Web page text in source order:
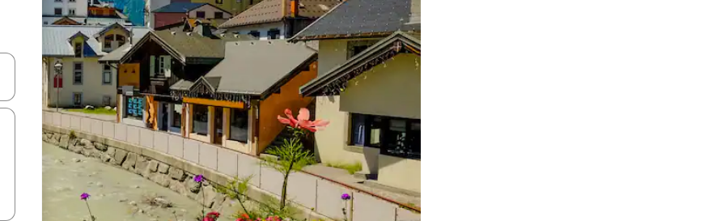
ನ್ಯಾವಿಗೇಟ್ ಮಾಡಿ ಅಥವಾ ಸ್ಪರ್ಶ ಅಥವಾ ಸ್ವೈಪ್ ಗೆಸ್ಚರ್‌ಗಳ ಮೂಲಕ ಅನ್ವೇಷಿಸಿ.